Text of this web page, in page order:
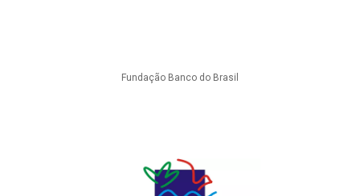
Fundação Banco do Brasil